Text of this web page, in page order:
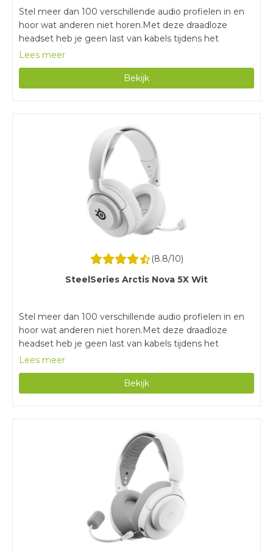
Stel meer dan 100 verschillende audio profielen in en
hoor wat anderen niet horen.Met deze draadloze
headset heb je geen last van kabels tijdens het
gamen.Met een batterijduur van 60 uur game je
van de audio profielen heb je de Arctis Nova 5
Companion App nodig.
Lees meer
Bekijk
(8.8/10)
SteelSeries Arctis Nova 5X Wit
Stel meer dan 100 verschillende audio profielen in en
hoor wat anderen niet horen.Met deze draadloze
headset heb je geen last van kabels tijdens het
gamen.Met een batterijduur van 60 uur game je
van de audio profielen heb je de Arctis Nova 5
Companion App nodig.
Lees meer
Bekijk